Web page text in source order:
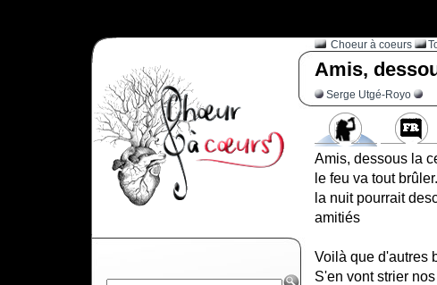
Choeur à coeurs
Amis,
Serge Utgé-Royo
Amis, dessous la
le feu va tout
la nuit pourrait
amitiés
Voilà que d'autres
S'en vont strier